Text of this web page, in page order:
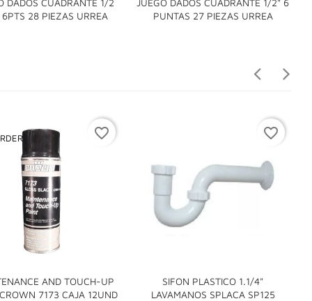
6PTS 28 PIEZAS URREA

PUNTAS 27 PIEZAS URREA

AND TOUCH-UP
7173 CAJA 12UND

favorite_border
SIFON PLASTICO 1.1/4"
LAVAMANOS SPLACA SP125

favorite_border